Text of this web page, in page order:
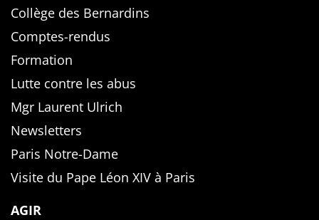
Collège des Bernardins
Comptes-rendus
Formation
Lutte contre les abus
Mgr Laurent Ulrich
Newsletters
Paris Notre-Dame
Visite du Pape Léon XIV à Paris
AGIR